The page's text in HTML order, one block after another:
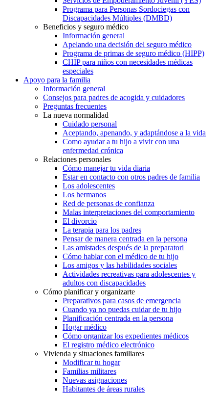
Programa para Personas Sordociegas con
Discapacidades Múltiples (DMBD)
Beneficios y seguro médico
Información general
Apelando una decisión del seguro médico
Programa de primas de seguro médico (HIPP)
CHIP para niños con necesidades médicas
especiales
Apoyo para la familia
Información general
Consejos para padres de acogida y cuidadores
Preguntas frecuentes
La nueva normalidad
Cuidado personal
Aceptando, apenando, y adaptándose a la vida
Como ayudar a tu hijo a vivir con una
enfermedad crónica
Relaciones personales
Cómo manejar tu vida diaria
Estar en contacto con otros padres de familia
Los adolescentes
Los hermanos
Red de personas de confianza
Malas interpretaciones del comportamiento
El divorcio
La terapia para los padres
Pensar de manera centrada en la persona
Las amistades después de la preparatori
Cómo hablar con el médico de tu hijo
Los amigos y las habilidades sociales
Actividades recreativas para adolescentes y
adultos con discapacidades
Cómo planificar y organizarte
Preparativos para casos de emergencia
Cuando ya no puedas cuidar de tu hijo
Planificación centrada en la persona
Hogar médico
Cómo organizar los expedientes médicos
El registro médico electrónico
Vivienda y situaciones familiares
Modificar tu hogar
Familias militares
Nuevas asignaciones
Habitantes de áreas rurales